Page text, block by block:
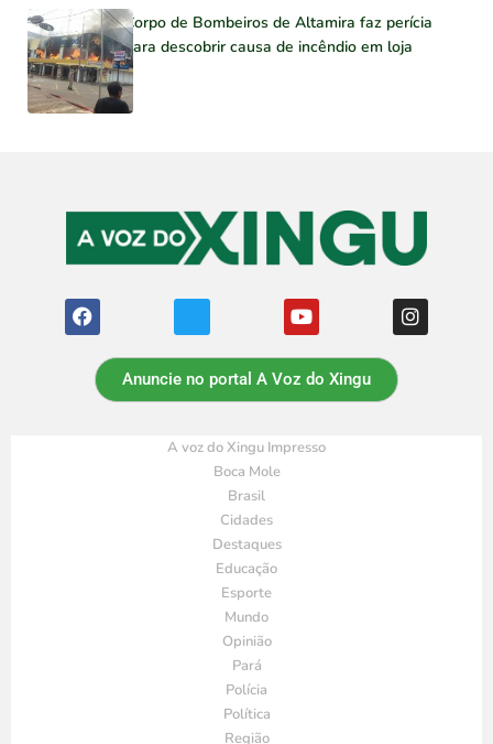
Corpo de Bombeiros de Altamira faz perícia
para descobrir causa de incêndio em loja
Anuncie no portal A Voz do Xingu
A voz do Xingu Impresso
Boca Mole
Brasil
Cidades
Destaques
Educação
Esporte
Mundo
Opinião
Pará
Polícia
Política
Região